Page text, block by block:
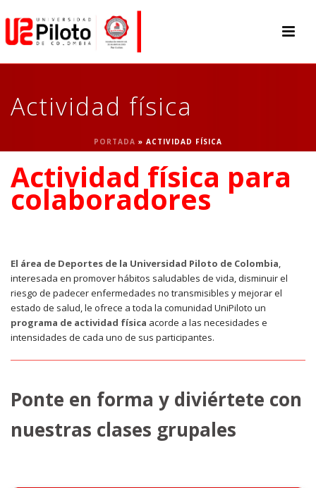
Actividad física
PORTADA » ACTIVIDAD FÍSICA
Actividad física para
colaboradores
El área de Deportes de la Universidad Piloto de Colombia,
interesada en promover hábitos saludables de vida, disminuir el
riesgo de padecer enfermedades no transmisibles y mejorar el
estado de salud, le ofrece a toda la comunidad UniPiloto un
programa de actividad física acorde a las necesidades e
intensidades de cada uno de sus participantes.
Ponte en forma y diviértete con
nuestras clases grupales